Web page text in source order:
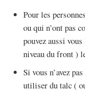
Pour les
ou qui n’ont pas
pouvez aussi
niveau du front )
Si vous n’avez
utiliser du talc (